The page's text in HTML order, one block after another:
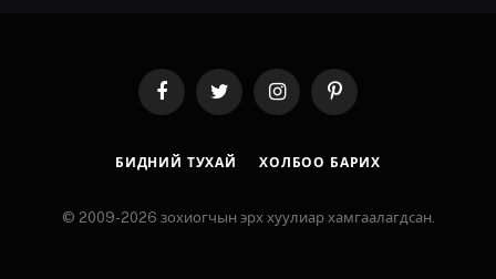
FacebookTwitter InstagramPinterest
БИДНИЙ ТУХАЙ ХОЛБОО БАРИХ
© 2009-2026 зохиогчын эрх хуулиар хамгаалагдсан.